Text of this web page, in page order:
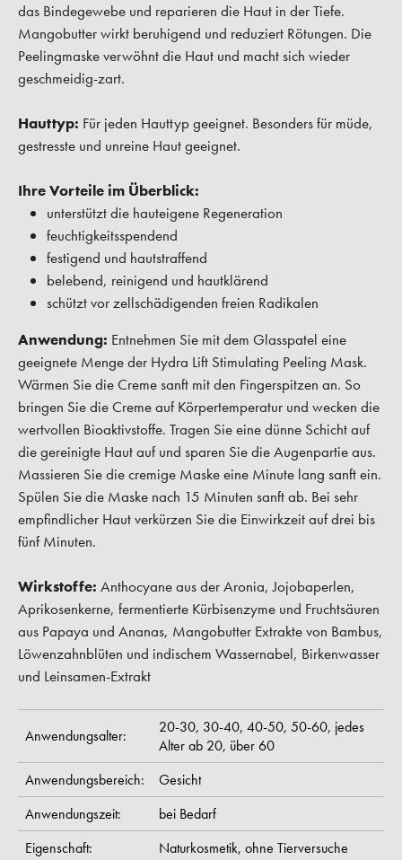
das Bindegewebe und reparieren die Haut in der Tiefe.
Mangobutter wirkt beruhigend und reduziert Rötungen. Die
Peelingmaske verwöhnt die Haut und macht sich wieder
geschmeidig-zart.
Hauttyp: Für jeden Hauttyp geeignet. Besonders für müde,
gestresste und unreine Haut geeignet.
Ihre Vorteile im Überblick:
unterstützt die hauteigene Regeneration
feuchtigkeitsspendend
festigend und hautstraffend
belebend, reinigend und hautklärend
schützt vor zellschädigenden freien Radikalen
Anwendung: Entnehmen Sie mit dem Glasspatel eine
geeignete Menge der Hydra Lift Stimulating Peeling Mask.
Wärmen Sie die Creme sanft mit den Fingerspitzen an. So
bringen Sie die Creme auf Körpertemperatur und wecken die
wertvollen Bioaktivstoffe. Tragen Sie eine dünne Schicht auf
die gereinigte Haut auf und sparen Sie die Augenpartie aus.
Massieren Sie die cremige Maske eine Minute lang sanft ein.
Spülen Sie die Maske nach 15 Minuten sanft ab. Bei sehr
empfindlicher Haut verkürzen Sie die Einwirkzeit auf drei bis
fünf Minuten.
Wirkstoffe: Anthocyane aus der Aronia, Jojobaperlen,
Aprikosenkerne, fermentierte Kürbisenzyme und Fruchtsäuren
aus Papaya und Ananas, Mangobutter Extrakte von Bambus,
Löwenzahnblüten und indischem Wassernabel, Birkenwasser
und Leinsamen-Extrakt
Anwendungsalter: 20-30, 30-40, 40-50, 50-60, jedes
Alter ab 20, über 60
Anwendungsbereich:
Gesicht
Anwendungszeit:
bei Bedarf
Eigenschaft:
Naturkosmetik, ohne Tierversuche